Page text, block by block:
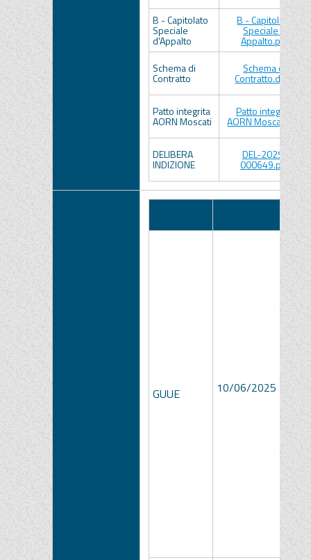
B - Capitolato
Speciale
d'Appalto
B - Capitolato
Speciale d
Appalto.pdf
Schema di
Contratto
Schema di
Contratto.docx
Patto integrita
AORN Moscati
Patto integrita
AORN Moscati.pdf
DELIBERA
INDIZIONE
DEL-2025-
000649.pdf
GUUE 10/06/2025